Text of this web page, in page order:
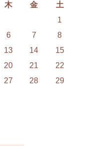
木 金
土
1
6 7
8
13 14
15
20 21
22
27 28
29